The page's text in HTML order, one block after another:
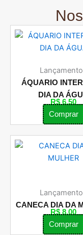
ÁQUARIO
DIA DA
R$ 6,50
Comprar
CANECA DIA DA
R$ 8,00
Comprar